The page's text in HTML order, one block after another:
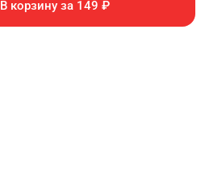
В корзину за 149 ₽